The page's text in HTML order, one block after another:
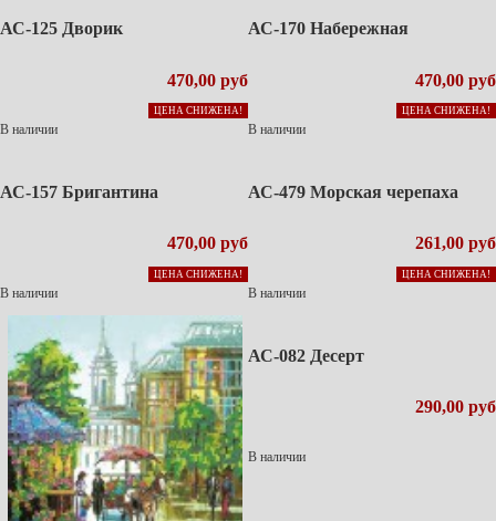
АС-125 Дворик
470,00 руб
ЦЕНА СНИЖЕНА!
В наличии
АС-170 Набережная
470,00 руб
ЦЕНА СНИЖЕНА!
В наличии
АС-157 Бригантина
470,00 руб
ЦЕНА СНИЖЕНА!
В наличии
АС-479 Морская черепаха
261,00 руб
ЦЕНА СНИЖЕНА!
В наличии
АС-082 Десерт
290,00 руб
В наличии